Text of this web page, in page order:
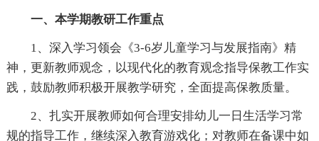
一、本学期教研工作重点
1、深入学习领会《3-6岁儿童学习与发展指南》精
神，更新教师观念，以现代化的教育观念指导保教工作实
践，鼓励教师积极开展教学研究，全面提高保教质量。
2、扎实开展教师如何合理安排幼儿一日生活学习常
规的指导工作，继续深入教育游戏化；对教师在备课中如